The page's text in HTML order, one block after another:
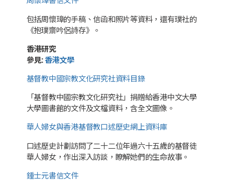
包括周懷璋的手稿、信函和照片等資料，還有璞社的
《抱璞齋吟侶詩存》。
香港研究
參見:香港文學
基督教中國宗教文化研究社資料目錄
「基督教中國宗教文化研究社」捐贈給香港中文大學
大學圖書館的文件及文檔資料，含全文圖像。
華人婦女與香港基督教口述歷史網上資料庫
口述歷史計劃訪問了二十二位年過六十五歲的基督徒
華人婦女，作出深入訪談，瞭解她們的生命故事。
鍾士元書信文件